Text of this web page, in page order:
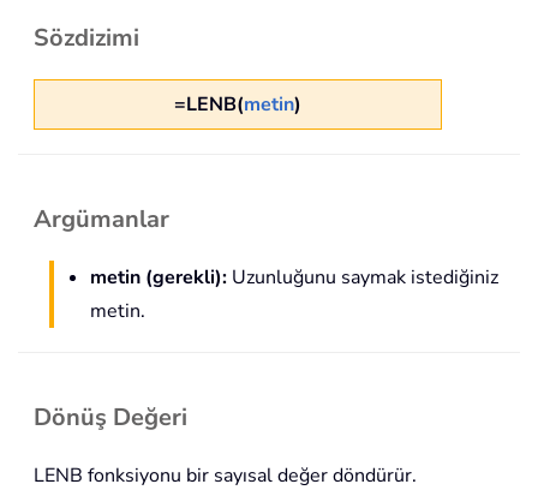
Sözdizimi
=LENB(metin)
Argümanlar
metin (gerekli): Uzunluğunu saymak istediğiniz
metin.
Dönüş Değeri
LENB fonksiyonu bir sayısal değer döndürür.